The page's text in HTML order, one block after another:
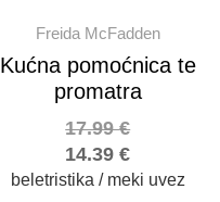
Freida McFadden
Kućna pomoćnica te
promatra
14.39€
17.99€
beletristika / meki uvez